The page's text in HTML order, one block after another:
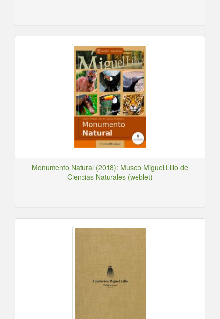
Monumento Natural (2018): Museo Miguel Lillo de
Ciencias Naturales (weblet)